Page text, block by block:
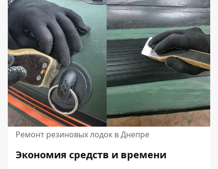
Ремонт резиновых лодок в Днепре
Экономия средств и времени